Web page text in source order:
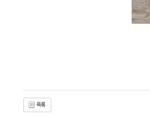
목록